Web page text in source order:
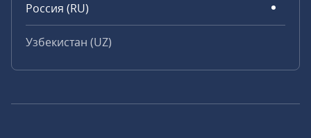
Россия (RU)
Узбекистан (UZ)